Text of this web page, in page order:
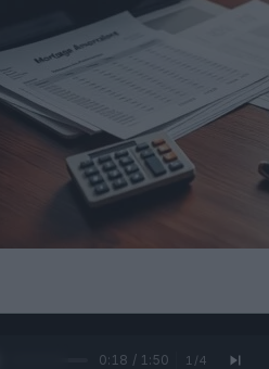
0:19 / 1:50 1 /4